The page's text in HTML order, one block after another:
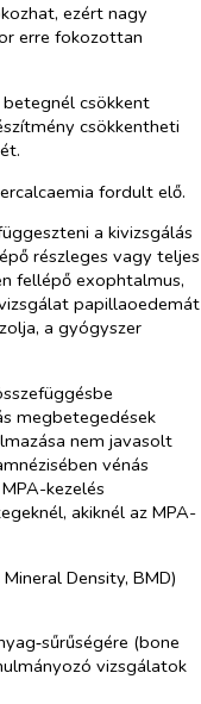
ezért nagy
erre fokozottan
betegnél csökkent
csökkentheti
fordult elő.
a kivizsgálás
részleges vagy teljes
fellépő exophtalmus,
papillaoedemát
a gyógyszer
megbetegedések
nem javasolt
vénás
kezelés
akiknél az MPA-
Density, BMD)
(bone
vizsgálatok